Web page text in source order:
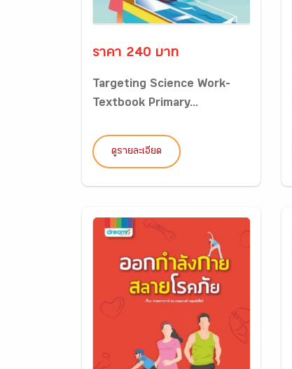
ราคา 240 บาท
Targeting Science Work-
Textbook Primary...
ดูรายละเอียด